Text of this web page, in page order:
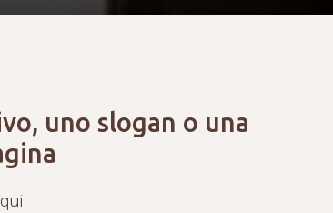
uno slogan o una